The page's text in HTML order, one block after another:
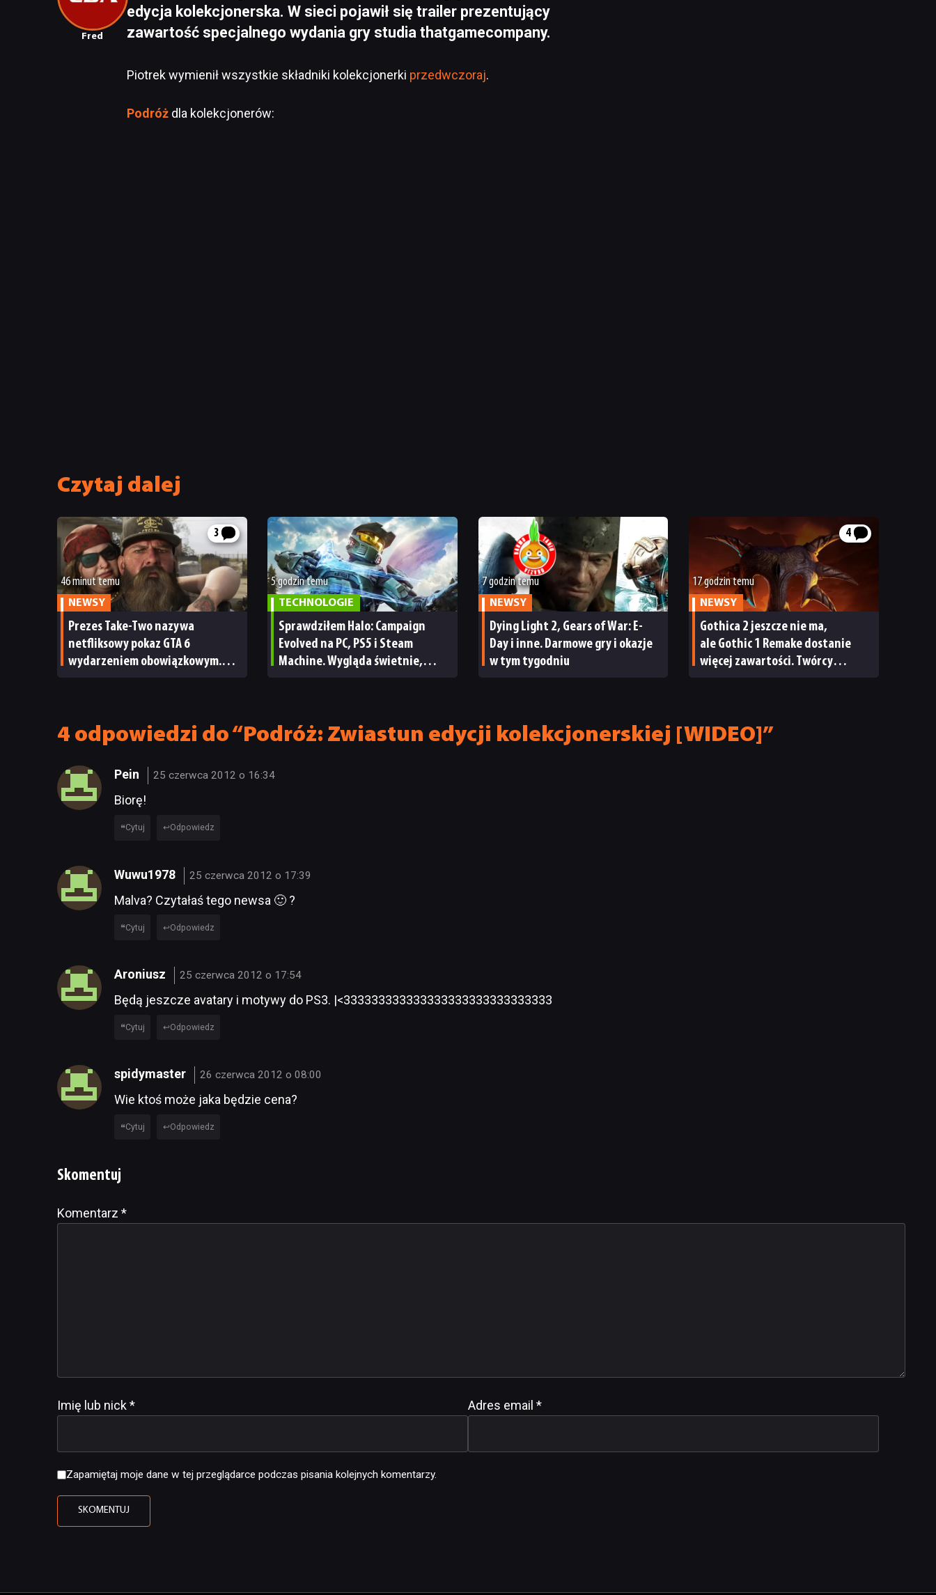
Fred
edycja kolekcjonerska. W sieci pojawił się trailer prezentujący
zawartość specjalnego wydania gry studia thatgamecompany.
Piotrek wymienił wszystkie składniki kolekcjonerki przedwczoraj.
Podróż dla kolekcjonerów:
Czytaj dalej
3
46 minut temu
NEWSY
Prezes Take-Two nazywa
netfliksowy pokaz GTA 6
wydarzeniem obowiązkowym.
5 godzin temu
TECHNOLOGIE
Sprawdziłem Halo: Campaign
Evolved na PC, PS5 i Steam
Machine. Wygląda świetnie,
7 godzin temu
NEWSY
Dying Light 2, Gears of War: E-
Day i inne. Darmowe gry i okazje
w tym tygodniu
4
17 godzin temu
NEWSY
Gothica 2 jeszcze nie ma,
ale Gothic 1 Remake dostanie
więcej zawartości. Twórcy
4 odpowiedzi do “Podróż: Zwiastun edycji kolekcjonerskiej [WIDEO]”
Pein 25 czerwca 2012 o 16:34
Biorę!
Cytuj Odpowiedz
Wuwu1978 25 czerwca 2012 o 17:39
Malva? Czytałaś tego newsa 🙂 ?
Cytuj Odpowiedz
Aroniusz 25 czerwca 2012 o 17:54
Będą jeszcze avatary i motywy do PS3. |<333333333333333333333333333333
Cytuj Odpowiedz
spidymaster 26 czerwca 2012 o 08:00
Wie ktoś może jaka będzie cena?
Cytuj Odpowiedz
Skomentuj
Komentarz *
Imię lub nick* Adres email *
Zapamiętaj moje dane w tej przeglądarce podczas pisania kolejnych komentarzy.
Alternative: